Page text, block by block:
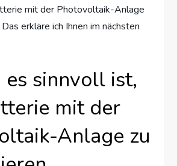
mit der Photovoltaik-Anlage
erkläre ich Ihnen im nächsten
sinnvoll ist,
mit der
Anlage zu